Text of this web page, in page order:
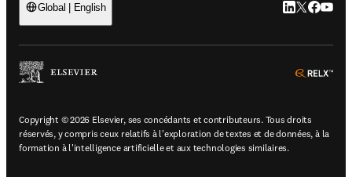
Global | English LinkedIn
Twitter
Copyright © 2026 Elsevier, ses concédants et contributeurs. Tous droits
réservés, y compris ceux relatifs à l'exploration de textes et de données, à la
formation à l'intelligence artificielle et aux technologies similaires.